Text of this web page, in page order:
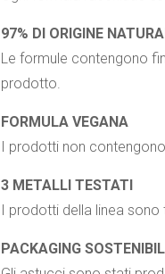
97% DI ORIGINE
Le formule contengono
prodotto.
FORMULA VEGANA
I prodotti non
3 METALLI TESTATI
I prodotti della linea sono
PACKAGING